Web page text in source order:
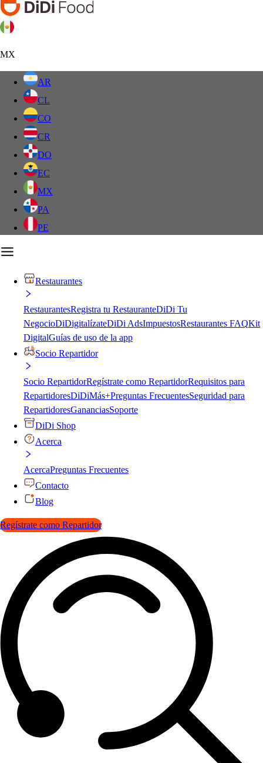
MX
AR
CL
CO
CR
DO
EC
MX
PA
PE
Restaurantes
RestaurantesRegistra tu RestauranteDiDi Tu
NegocioDiDigitalízateDiDi AdsImpuestosRestaurantes FAQKit
DigitalGuías de uso de la app
Socio Repartidor
Socio RepartidorRegístrate como RepartidorRequisitos para
RepartidoresDiDiMás+Preguntas FrecuentesSeguridad para
RepartidoresGananciasSoporte
DiDi Shop
Acerca
AcercaPreguntas Frecuentes
Contacto
Blog
Regístrate como Repartidor